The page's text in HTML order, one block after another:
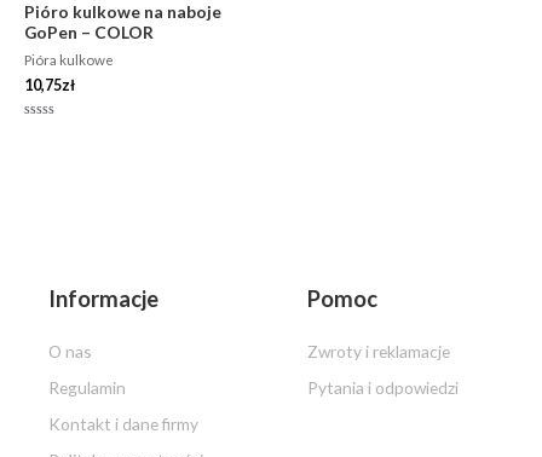
Pióro kulkowe na naboje
GoPen – COLOR
Pióra kulkowe
10,75zł
Informacje
O nas
Regulamin
Kontakt i dane firmy
Pomoc
Zwroty i reklamacje
Pytania i odpowiedzi